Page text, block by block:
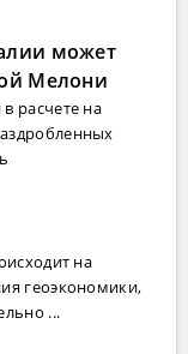
может
Мелони
расчете на
на
геоэкономики,
...